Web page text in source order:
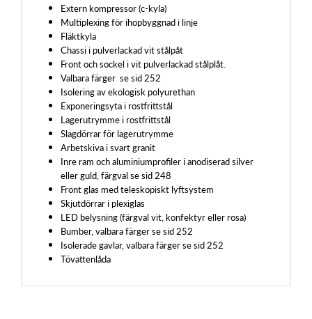
Extern kompressor (c-kyla)
Multiplexing för ihopbyggnad i linje
Fläktkyla
Chassi i pulverlackad vit stålpåt
Front och sockel i vit pulverlackad stålplåt.
Valbara färger se sid 252
Isolering av ekologisk polyurethan
Exponeringsyta i rostfrittstål
Lagerutrymme i rostfrittstål
Slagdörrar för lagerutrymme
Arbetskiva i svart granit
Inre ram och aluminiumprofiler i anodiserad silver
eller guld, färgval se sid 248
Front glas med teleskopiskt lyftsystem
Skjutdörrar i plexiglas
LED belysning (färgval vit, konfektyr eller rosa)
Bumber, valbara färger se sid 252
Isolerade gavlar, valbara färger se sid 252
Tövattenlåda